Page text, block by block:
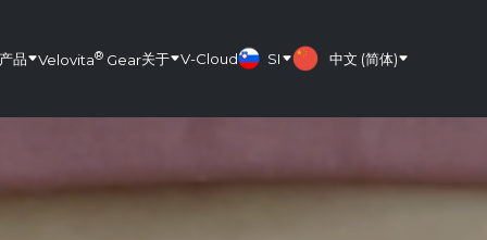
产品 Velovita® Gear关于 V-Cloud SI 中文 (简体)